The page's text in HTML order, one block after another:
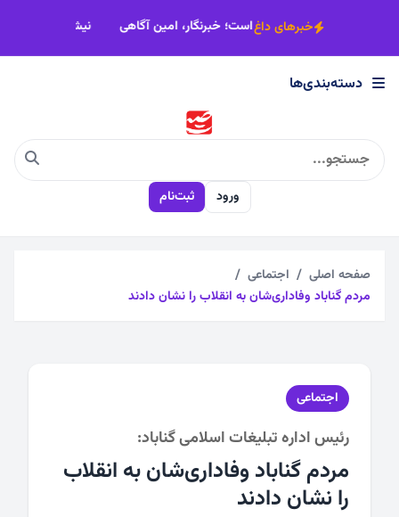
×
دسته‌بندی‌ها
اجتماعی
چندرسانه
فرهنگی
ورزشی
خبرهای داغ
رضوی باید هموارتر شود خبر، امانت حقیقت است؛ خبرنگار، امین آگاهی
دسته‌بندی‌ها
ورود ثبت‌نام
صفحه اصلی
اجتماعی
مردم گناباد وفاداری‌‌شان به انقلاب را نشان دادند
اجتماعی
رئیس اداره تبلیغات اسلامی گناباد:
مردم گناباد وفاداری‌‌شان به انقلاب
را نشان دادند